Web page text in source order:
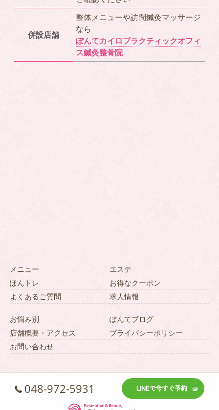
併設店舗
整体メニューや訪問鍼灸マッサージ
なら
ぽんてカイロプラクティックオフィ
ス鍼灸整骨院
メニュー
エステ
ぽんトレ
お得なクーポン
よくあるご質問
求人情報
お悩み別
ぽんてブログ
店舗概要・アクセス
プライバシーポリシー
お問い合わせ
048-972-5931 LINEで今すぐ予約